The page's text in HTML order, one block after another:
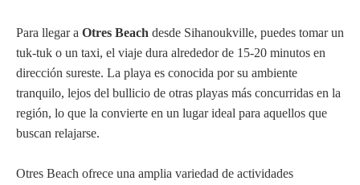
Para llegar a Otres Beach desde Sihanoukville, puedes tomar un
tuk-tuk o un taxi, el viaje dura alrededor de 15-20 minutos en
dirección sureste. La playa es conocida por su ambiente
tranquilo, lejos del bullicio de otras playas más concurridas en la
región, lo que la convierte en un lugar ideal para aquellos que
buscan relajarse.
Otres Beach ofrece una amplia variedad de actividades